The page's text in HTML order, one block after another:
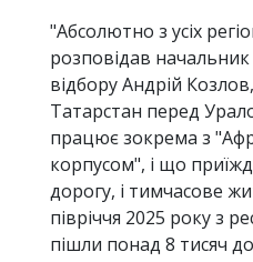
"Абсолютно з усіх
розповідав
відбору Андрій
Татарстан перед
працює зокрема з
корпусом", і що
дорогу, і тимчасове
півріччя 2025 року з
пішли понад 8 тисяч